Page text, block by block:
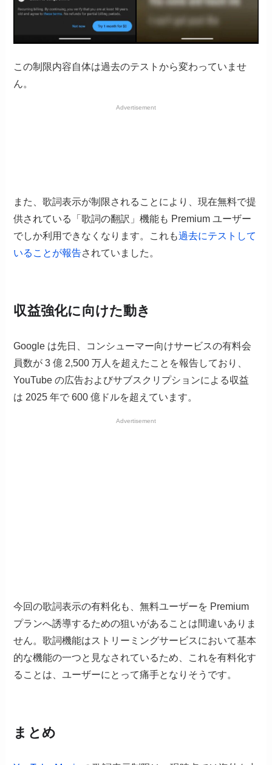
この制限内容自体は過去のテストから変わっていませ
ん。
Advertisement
また、歌詞表示が制限されることにより、現在無料で提
供されている「歌詞の翻訳」機能も Premium ユーザー
でしか利用できなくなります。これも過去にテストして
いることが報告されていました。
収益強化に向けた動き
Google は先日、コンシューマー向けサービスの有料会
員数が 3 億 2,500 万人を超えたことを報告しており、
YouTube の広告およびサブスクリプションによる収益
は 2025 年で 600 億ドルを超えています。
Advertisement
今回の歌詞表示の有料化も、無料ユーザーを Premium
プランへ誘導するための狙いがあることは間違いありま
せん。歌詞機能はストリーミングサービスにおいて基本
的な機能の一つと見なされているため、これを有料化す
ることは、ユーザーにとって痛手となりそうです。
まとめ